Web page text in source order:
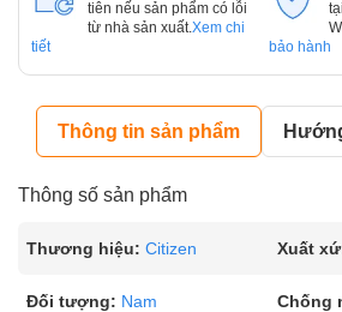
tiên nếu sản phẩm có lỗi
từ nhà sản xuất. Xem chi
tiết
bảo hành
Thông tin sản phẩm
Thông số sản phẩm
Thương hiệu: Citizen Xuất
Đối tượng: Nam Chống